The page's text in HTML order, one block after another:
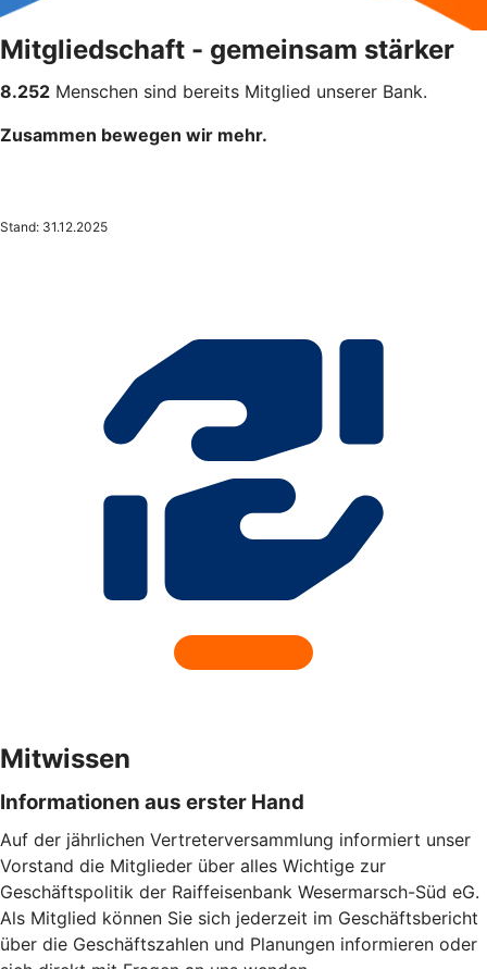
Mitgliedschaft - gemeinsam stärker
8.252 Menschen sind bereits Mitglied unserer Bank.
Zusammen bewegen wir mehr.
Stand: 31.12.2025
Mitwissen
Informationen aus erster Hand
Auf der jährlichen Vertreterversammlung informiert unser
Vorstand die Mitglieder über alles Wichtige zur
Geschäftspolitik der Raiffeisenbank Wesermarsch-Süd eG.
Als Mitglied können Sie sich jederzeit im Geschäftsbericht
über die Geschäftszahlen und Planungen informieren oder